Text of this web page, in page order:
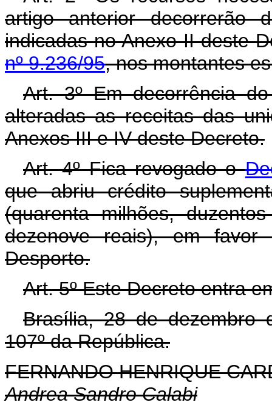
artigo anterior decorrerão
indicadas no Anexo II deste
nº 9.236/95, nos montantes
Art. 3º Em decorrência
alteradas as receitas das
Anexos III e IV deste Decreto.
Art. 4º Fica revogado o
que abriu crédito
(quarenta milhões,
dezenove reais), em
Desporto.
Art. 5º Este Decreto entra
Brasília, 28 de dezembro
107º da República.
FERNANDO HENRIQUE
Andrea Sandro Calabi